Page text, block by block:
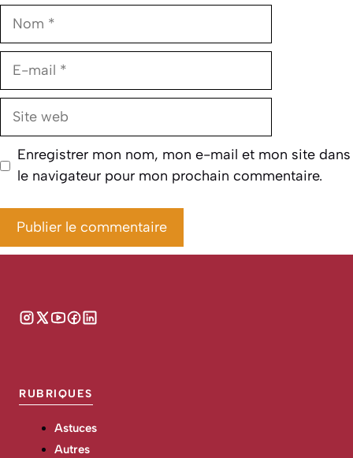
Nom
E-
Site
Enregistrer mon nom, mon e-mail et mon site dans
le navigateur pour mon prochain commentaire.
RUBRIQUES
Astuces
Autres